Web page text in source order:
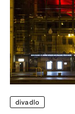
divadlo